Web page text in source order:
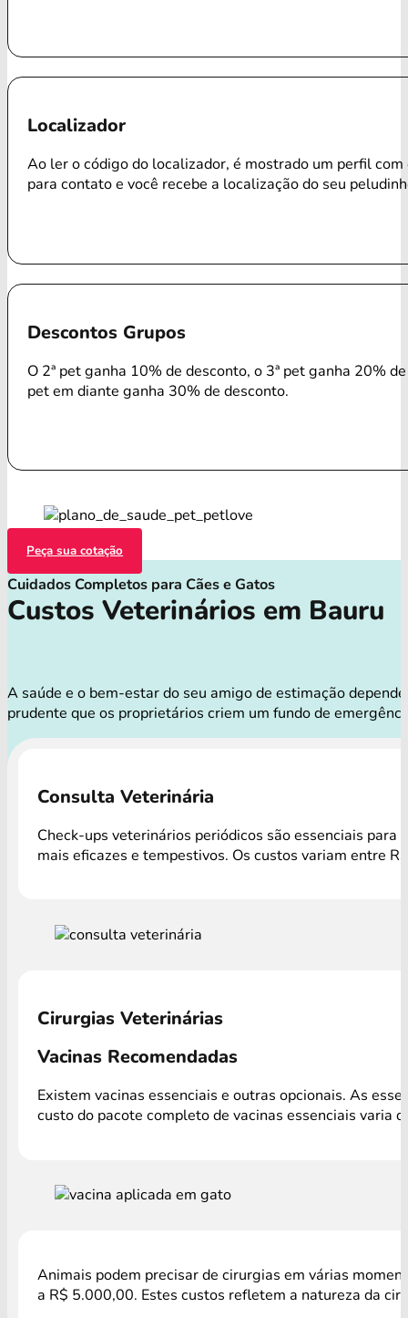
Localizador
Ao ler o código do localizador, é mostrado um perfil com
para contato e você recebe a localização do seu
Descontos Grupos
O 2ª pet ganha 10% de desconto, o 3ª pet ganha 20%
pet em diante ganha 30% de desconto.
Peça sua cotação
Cuidados Completos para Cães e Gatos
Custos Veterinários em Bauru
A saúde e o bem-estar do seu amigo de estimação
prudente que os proprietários criem um fundo de
Consulta Veterinária
Check-ups veterinários periódicos são essenciais
mais eficazes e tempestivos. Os custos variam entre
Cirurgias Veterinárias
Vacinas Recomendadas
Existem vacinas essenciais e outras opcionais. As
custo do pacote completo de vacinas essenciais varia
Animais podem precisar de cirurgias em várias
a R$ 5.000,00. Estes custos refletem a natureza da